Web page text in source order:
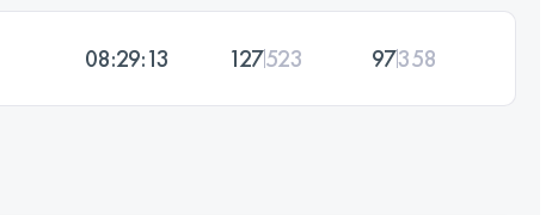
08:29:13 127523 97358